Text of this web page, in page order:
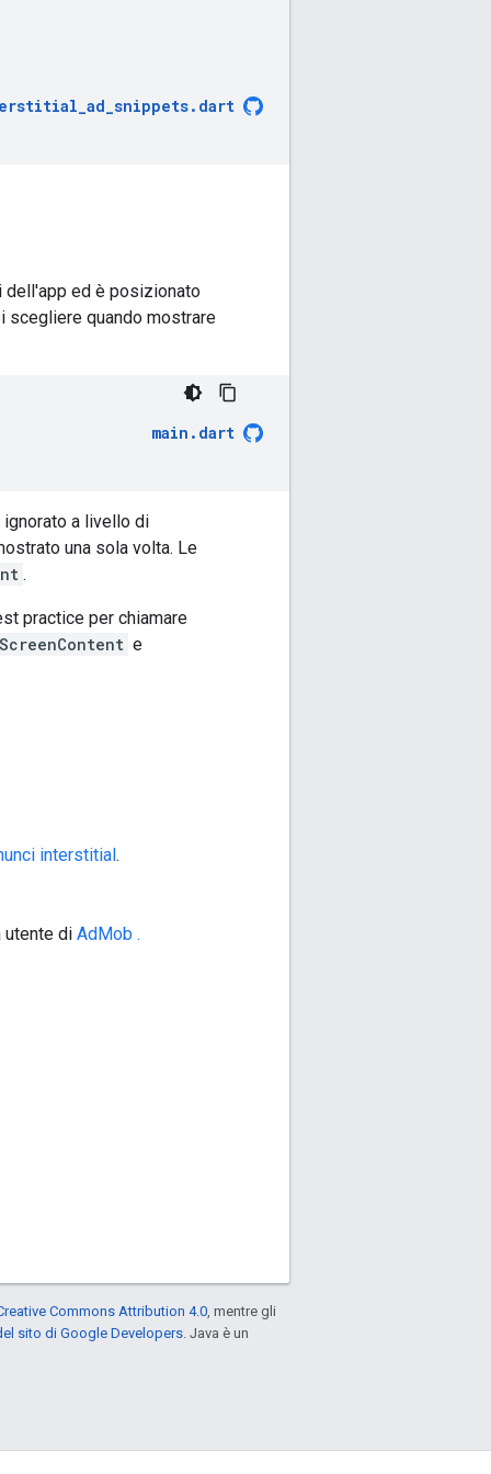
. dart
ed è posizionato
scegliere quando mostrare
main . dart
a livello di
una sola volta. Le
.
practice per chiamare
e
interstitial.
utente di AdMob .
Commons Attribution 4.0 , mentre gli
sito di Google Developers . Java è un